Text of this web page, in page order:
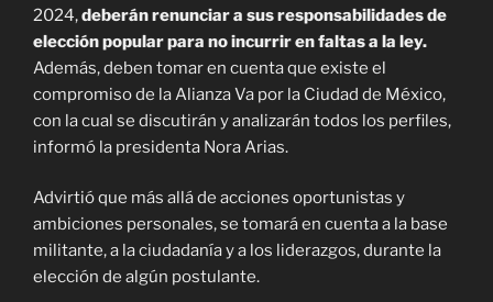
2024,deberán renunciar a sus responsabilidades de
elección popular para no incurrir en faltas a la ley.
Además, deben tomar en cuenta que existe el
compromiso de la Alianza Va por la Ciudad de México,
con la cual se discutirán y analizarán todos los perfiles,
informó la presidenta Nora Arias.
Advirtió que más allá de acciones oportunistas y
ambiciones personales, se tomará en cuenta a la base
militante, a la ciudadanía y a los liderazgos, durante la
elección de algún postulante.